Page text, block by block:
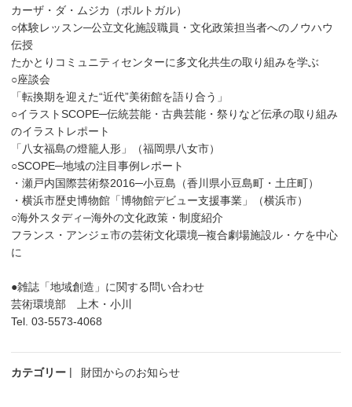
カーザ・ダ・ムジカ（ポルトガル）
○体験レッスン─公立文化施設職員・文化政策担当者へのノウハウ
伝授
たかとりコミュニティセンターに多文化共生の取り組みを学ぶ
○座談会
「転換期を迎えた“近代”美術館を語り合う」
○イラストSCOPE─伝統芸能・古典芸能・祭りなど伝承の取り組み
のイラストレポート
「八女福島の燈籠人形」（福岡県八女市）
○SCOPE─地域の注目事例レポート
・瀬戸内国際芸術祭2016─小豆島（香川県小豆島町・土庄町）
・横浜市歴史博物館「博物館デビュー支援事業」（横浜市）
○海外スタディ─海外の文化政策・制度紹介
フランス・アンジェ市の芸術文化環境─複合劇場施設ル・ケを中心
に
●雑誌「地域創造」に関する問い合わせ
芸術環境部 上木・小川
Tel. 03-5573-4068
カテゴリー 財団からのお知らせ